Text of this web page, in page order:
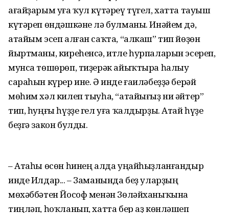
ағайҙарым уға ҡул күтәреү түгел, хатта тауыш
күтәреп өндәшкәне лә булманы. Инәйем дә,
атайым эсеп алған саҡта, “алкаш” тип йөҙөн
йыртманы, киреһенсә, итле һурпаларын эсереп,
мунса төшөрөп, тиҙерәк айыҡтыра һалыу
сараһын күрер ине. Ә инде ғаиләбеҙҙә берәй
мөһим хәл килеп тыуһа, “атайығыҙ ни әйтер”
тип, һуңғы һүҙҙе гел уға ҡалдырҙы. Атай һүҙе
беҙгә закон булды.
– Атаһы өсөн һинең алда уңайһыҙланғандыр
инде Илдар... – Заманында беҙ уларҙың
мөхәббәтен Йософ менән Зөләйханыҡына
тиңләп, һоҡланып, хатта бер аҙ көнләшеп